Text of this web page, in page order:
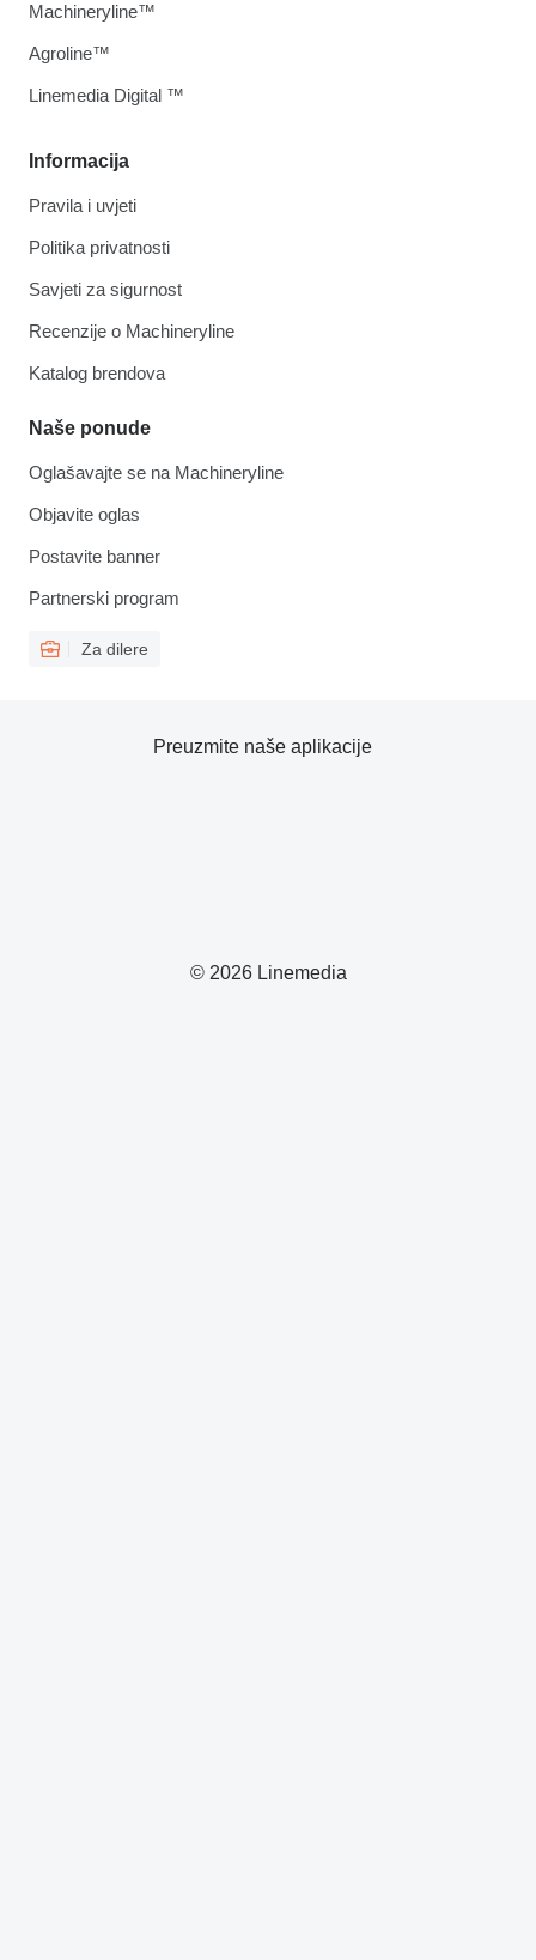
Informacija
Pravila i uvjeti
Politika privatnosti
Savjeti za sigurnost
Recenzije o Machineryline
Katalog brendova
Naše ponude
Oglašavajte se na Machineryline
Objavite oglas
Postavite banner
Partnerski program
Za dilere
Machineryline™
Agroline™
Linemedia Digital ™
© 2026 Linemedia
Preuzmite naše aplikacije